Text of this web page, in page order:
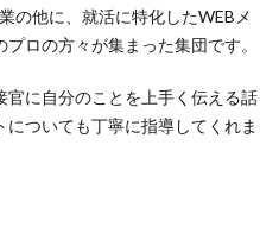
の他に、就活に特化したWEBメ
ロの方々が集まった集団です。
に自分のことを上手く伝える話
ついても丁寧に指導してくれま